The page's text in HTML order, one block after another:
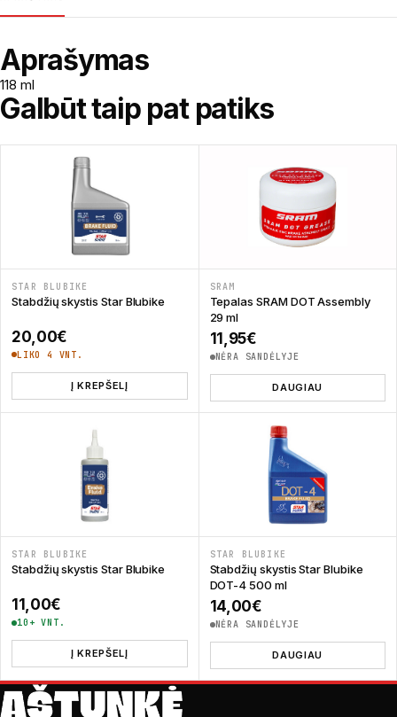
Aprašymas
118 ml
Galbūt taip pat patiks
STAR BLUBIKE
Stabdžių skystis Star Blubike
20,00€
LIKO 4 VNT.
Į KREPŠELĮ
SRAM
Tepalas SRAM DOT Assembly
29 ml
11,95€
NĖRA SANDĖLYJE
DAUGIAU
STAR BLUBIKE
Stabdžių skystis Star Blubike
11,00€
10+ VNT.
Į KREPŠELĮ
STAR BLUBIKE
Stabdžių skystis Star Blubike
DOT-4 500 ml
14,00€
NĖRA SANDĖLYJE
DAUGIAU